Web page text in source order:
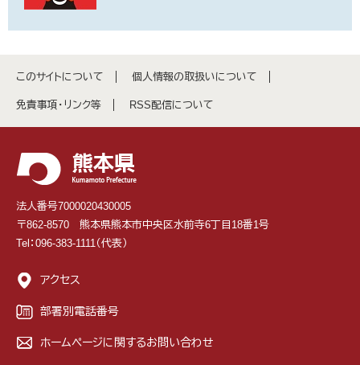
このサイトについて 個人情報の取扱いについて
免責事項・リンク等 RSS配信について
法人番号7000020430005
〒862-8570 熊本県熊本市中央区水前寺6丁目18番1号
Tel：096-383-1111（代表）
アクセス
部署別電話番号
ホームページに関するお問い合わせ